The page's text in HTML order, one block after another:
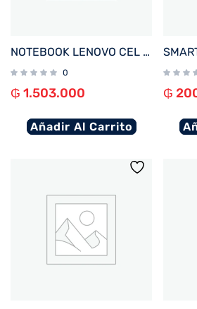
NOTEBOOK LENOVO CEL IDEAPAD 1 82LV0075US 1.1%2F4%2F128EMMC%2FW11S%2F14%22 HD%2FGRIS
0
₲ 1.503.000
Añadir Al Carrito
₲